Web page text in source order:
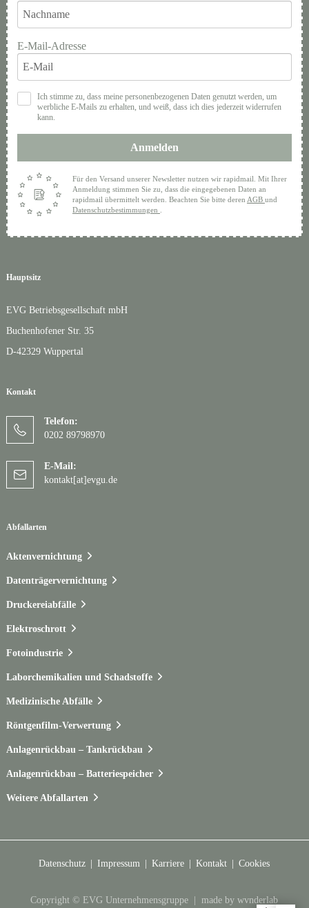
Hauptsitz
EVG Betriebsgesellschaft mbH
Buchenhofener Str. 35
D-42329 Wuppertal
Kontakt
Telefon:
0202 89798970
E-Mail:
kontakt[at]evgu.de
Abfallarten
Aktenvernichtung
Datenträgervernichtung
Druckereiabfälle
Elektroschrott
Fotoindustrie
Laborchemikalien und Schadstoffe
Medizinische Abfälle
Röntgenfilm-Verwertung
Anlagenrückbau – Tankrückbau
Anlagenrückbau – Batteriespeicher
Weitere Abfallarten
E-Mail-Adresse
Ich stimme zu, dass meine personenbezogenen Daten genutzt werden, um
werbliche E-Mails zu erhalten, und weiß, dass ich dies jederzeit widerrufen
kann.
Anmelden
Für den Versand unserer Newsletter nutzen wir rapidmail. Mit Ihrer
Anmeldung stimmen Sie zu, dass die eingegebenen Daten an
rapidmail übermittelt werden. Beachten Sie bitte deren AGB und
Datenschutzbestimmungen
Datenschutz Impressum Karriere Kontakt Cookies
Copyright © EVG Unternehmensgruppe | made by wvnderlab